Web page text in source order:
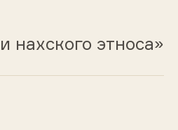
нахского этноса»